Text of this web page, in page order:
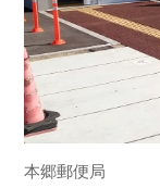
本郷郵便局